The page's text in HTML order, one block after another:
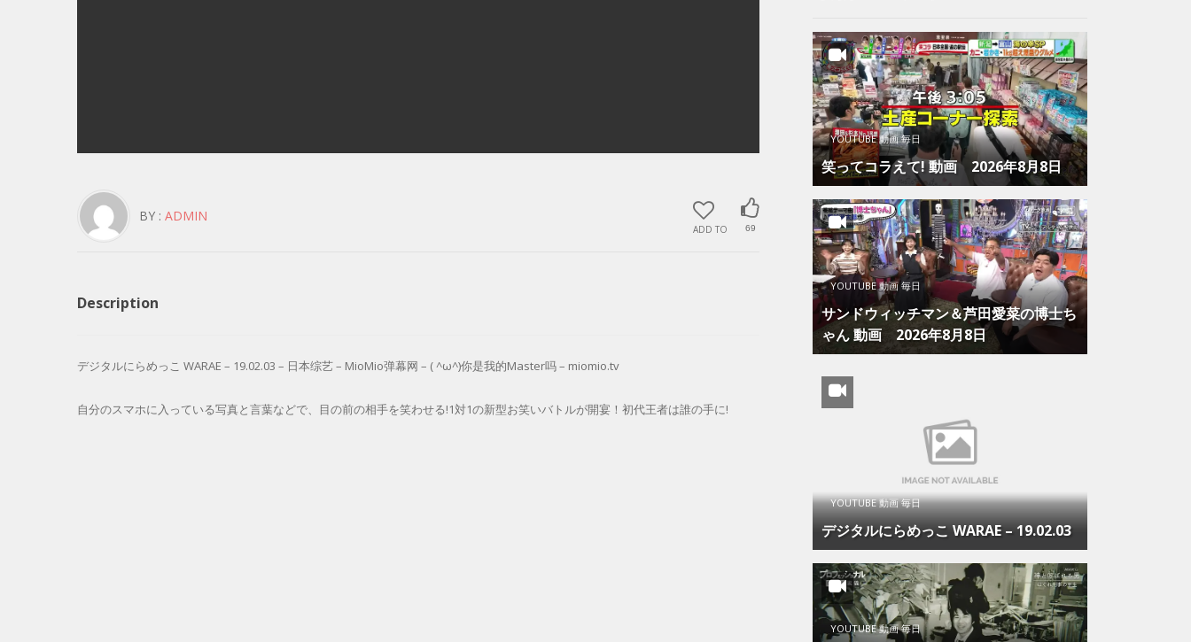
ADD TO 69
BY : ADMIN
Description
デジタルにらめっこ WARAE – 19.02.03 – 日本综艺 – MioMio弹幕网 – ( ^ω^)你是我的Master吗 – miomio.tv
自分のスマホに入っている写真と言葉などで、目の前の相手を笑わせる!1対1の新型お笑いバトルが開宴！初代王者は誰の手に!
YOUTUBE 動画 毎日
笑ってコラえて! 動画 2026年8月8日
YOUTUBE 動画 毎日
サンドウィッチマン＆芦田愛菜の博士ち
ゃん 動画 2026年8月8日
YOUTUBE 動画 毎日
デジタルにらめっこ WARAE – 19.02.03
YOUTUBE 動画 毎日